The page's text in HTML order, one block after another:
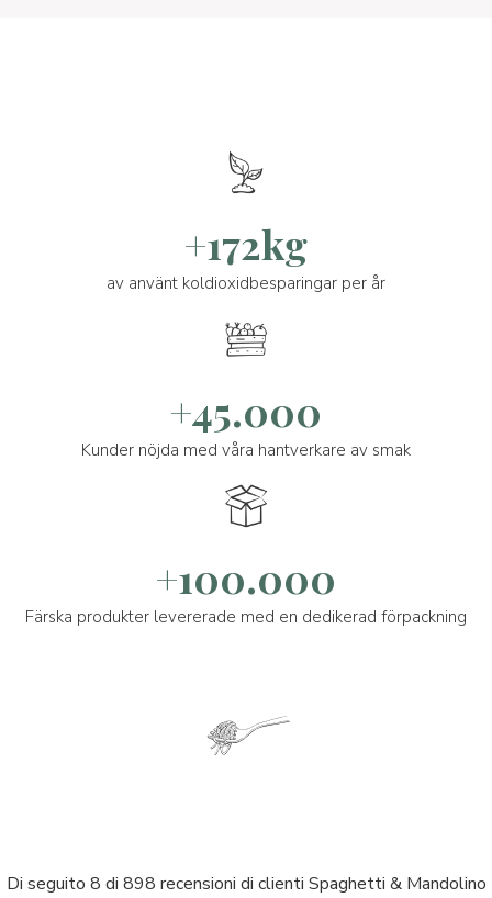
+172kg
av använt koldioxidbesparingar per år
+45.000
Kunder nöjda med våra hantverkare av smak
+100.000
Färska produkter levererade med en dedikerad förpackning
Di seguito 8 di 898 recensioni di clienti Spaghetti & Mandolino